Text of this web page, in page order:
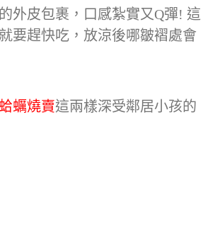
外皮包裹，口感紮實又Q彈! 這
要趕快吃，放涼後哪皺褶處會
蠣燒賣這兩樣深受鄰居小孩的